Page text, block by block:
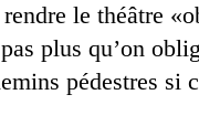
le théâtre
plus qu’on
pédestres si